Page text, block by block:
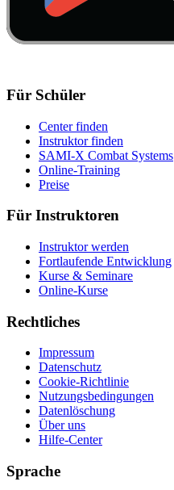
Für Schüler
Center finden
Instruktor finden
SAMI-X Combat Systems
Online-Training
Preise
Für Instruktoren
Instruktor werden
Fortlaufende Entwicklung
Kurse & Seminare
Online-Kurse
Rechtliches
Impressum
Datenschutz
Cookie-Richtlinie
Nutzungsbedingungen
Datenlöschung
Über uns
Hilfe-Center
Sprache